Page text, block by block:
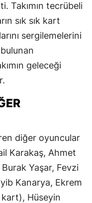
Takımın tecrübeli
sık sık kart
sergilemelerini
bulunan
geleceği
diğer oyuncular
Karakaş, Ahmet
Yaşar, Fevzi
Kanarya, Ekrem
kart), Hüseyin